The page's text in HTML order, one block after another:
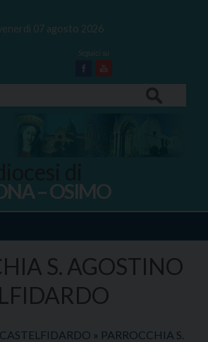
07 agosto 2026
Facebook
Youtube
Osimo
– OSIMO
S. AGOSTINO
» PARROCCHIA S.